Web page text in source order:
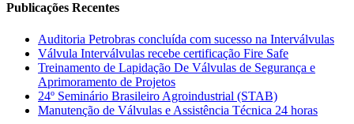
Publicações Recentes
Auditoria Petrobras concluída com sucesso na Interválvulas
Válvula Interválvulas recebe certificação Fire Safe
Treinamento de Lapidação De Válvulas de Segurança e
Aprimoramento de Projetos
24º Seminário Brasileiro Agroindustrial (STAB)
Manutenção de Válvulas e Assistência Técnica 24 horas